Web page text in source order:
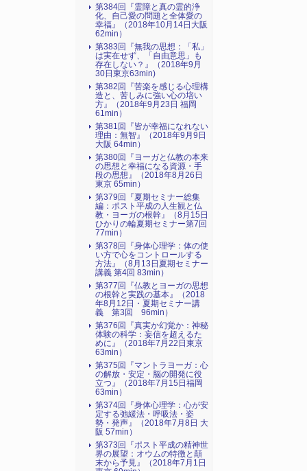
第384回『霊障と真の霊的浄
化、自己愛の問題と全体愛の
幸福』（2018年10月14日大阪
62min）
第383回『無我の思想：「私」
は実在せず、「自由意思」も
存在しない？』（2018年9月
30日東京63min)
第382回『苦楽を感じる心理構
造と、苦しみに強い心の培い
方』（2018年9月23日 福岡
61min）
第381回『皆が幸福になれない
理由：無智』（2018年9月9日
大阪 64min）
第380回『ヨーガと仏教の本来
の思想と幸福になる資源・手
段の思想』（2018年8月26日
東京 65min）
第379回『夏期セミナー総集
編：ポスト平成の人生観と仏
教・ヨーガの根幹』（8月15日
ひかりの輪夏期セミナー第7回
77min）
第378回『身体心理学：体の使
い方で心をコントロールする
方法』（8月13日夏期セミナー
講義 第4回 83min）
第377回『仏教とヨーガの思想
の根幹と実践の基本』（2018
年8月12日・夏期セミナー講
義 第3回 96min）
第376回『真実か幻覚か：神秘
体験の科学：妄信を超えるた
めに』（2018年7月22日東京
63min）
第375回『マントラヨーガ：心
の解放・安定・脳の開発に役
立つ』（2018年7月15日福岡
63min）
第374回『身体心理学：心が安
定する弛緩法・呼吸法・姿
勢・発声』（2018年7月8日 大
阪 57min）
第373回『ポスト平成の精神世
界の展望：オウムの特徴と顛
末から予見』（2018年7月1日